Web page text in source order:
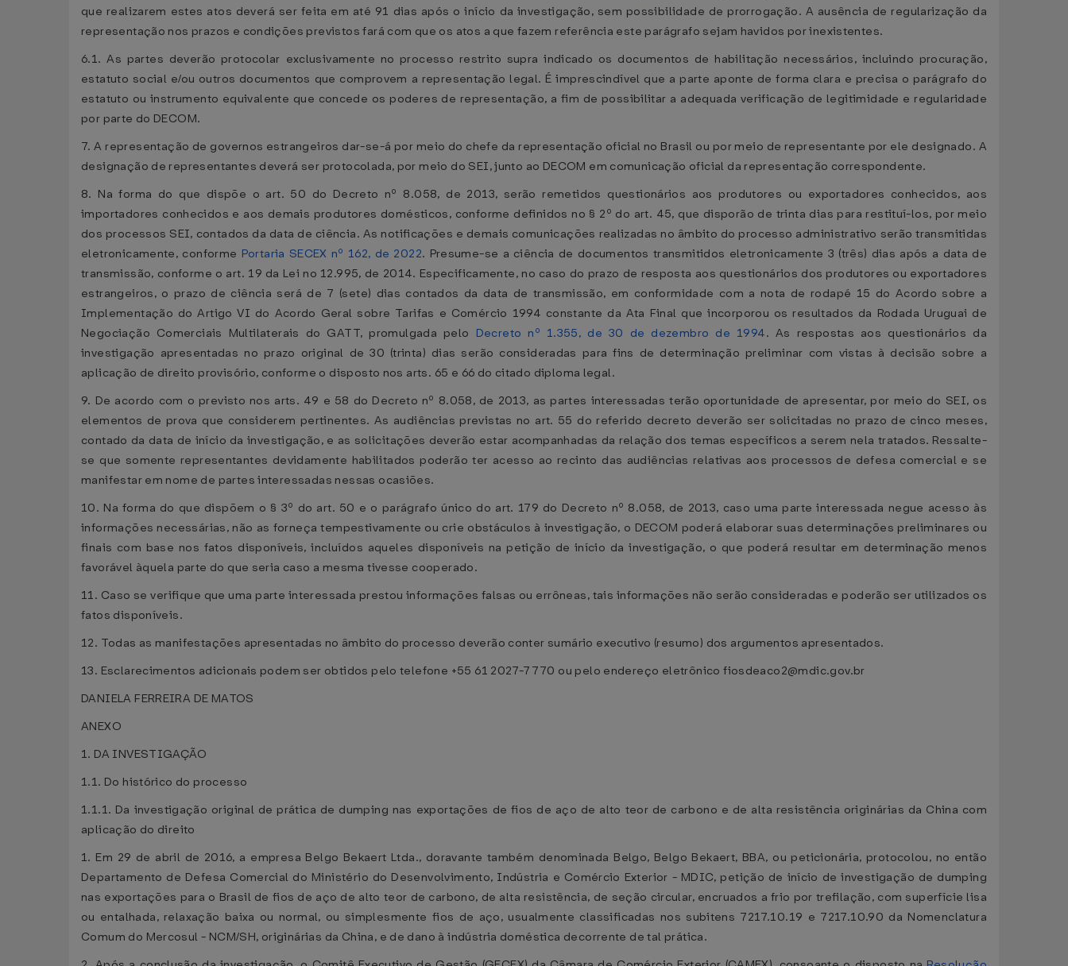
que realizarem estes atos deverá ser feita em até 91 dias após o início da investigação, sem possibilidade de prorrogação. A ausência de regularização da
representação nos prazos e condições previstos fará com que os atos a que fazem referência este parágrafo sejam havidos por inexistentes.
6.1. As partes deverão protocolar exclusivamente no processo restrito supra indicado os documentos de habilitação necessários, incluindo procuração,
estatuto social e/ou outros documentos que comprovem a representação legal. É imprescindível que a parte aponte de forma clara e precisa o parágrafo do
estatuto ou instrumento equivalente que concede os poderes de representação, a fim de possibilitar a adequada verificação de legitimidade e regularidade
por parte do DECOM.
7. A representação de governos estrangeiros dar-se-á por meio do chefe da representação oficial no Brasil ou por meio de representante por ele designado. A
designação de representantes deverá ser protocolada, por meio do SEI, junto ao DECOM em comunicação oficial da representação correspondente.
8. Na forma do que dispõe o art. 50 do Decreto nº 8.058, de 2013, serão remetidos questionários aos produtores ou exportadores conhecidos, aos
importadores conhecidos e aos demais produtores domésticos, conforme definidos no § 2º do art. 45, que disporão de trinta dias para restituí-los, por meio
dos processos SEI, contados da data de ciência. As notificações e demais comunicações realizadas no âmbito do processo administrativo serão transmitidas
eletronicamente, conforme Portaria SECEX nº 162, de 2022. Presume-se a ciência de documentos transmitidos eletronicamente 3 (três) dias após a data de
transmissão, conforme o art. 19 da Lei no 12.995, de 2014. Especificamente, no caso do prazo de resposta aos questionários dos produtores ou exportadores
estrangeiros, o prazo de ciência será de 7 (sete) dias contados da data de transmissão, em conformidade com a nota de rodapé 15 do Acordo sobre a
Implementação do Artigo VI do Acordo Geral sobre Tarifas e Comércio 1994 constante da Ata Final que incorporou os resultados da Rodada Uruguai de
Negociação Comerciais Multilaterais do GATT, promulgada pelo Decreto nº 1.355, de 30 de dezembro de 1994. As respostas aos questionários da
investigação apresentadas no prazo original de 30 (trinta) dias serão consideradas para fins de determinação preliminar com vistas à decisão sobre a
aplicação de direito provisório, conforme o disposto nos arts. 65 e 66 do citado diploma legal.
9. De acordo com o previsto nos arts. 49 e 58 do Decreto nº 8.058, de 2013, as partes interessadas terão oportunidade de apresentar, por meio do SEI, os
elementos de prova que considerem pertinentes. As audiências previstas no art. 55 do referido decreto deverão ser solicitadas no prazo de cinco meses,
contado da data de início da investigação, e as solicitações deverão estar acompanhadas da relação dos temas específicos a serem nela tratados. Ressalte-
se que somente representantes devidamente habilitados poderão ter acesso ao recinto das audiências relativas aos processos de defesa comercial e se
manifestar em nome de partes interessadas nessas ocasiões.
10. Na forma do que dispõem o § 3º do art. 50 e o parágrafo único do art. 179 do Decreto nº 8.058, de 2013, caso uma parte interessada negue acesso às
informações necessárias, não as forneça tempestivamente ou crie obstáculos à investigação, o DECOM poderá elaborar suas determinações preliminares ou
finais com base nos fatos disponíveis, incluídos aqueles disponíveis na petição de início da investigação, o que poderá resultar em determinação menos
favorável àquela parte do que seria caso a mesma tivesse cooperado.
11. Caso se verifique que uma parte interessada prestou informações falsas ou errôneas, tais informações não serão consideradas e poderão ser utilizados os
fatos disponíveis.
12. Todas as manifestações apresentadas no âmbito do processo deverão conter sumário executivo (resumo) dos argumentos apresentados.
13. Esclarecimentos adicionais podem ser obtidos pelo telefone +55 61 2027-7770 ou pelo endereço eletrônico fiosdeaco2@mdic.gov.br
DANIELA FERREIRA DE MATOS
ANEXO
1. DA INVESTIGAÇÃO
1.1. Do histórico do processo
1.1.1. Da investigação original de prática de dumping nas exportações de fios de aço de alto teor de carbono e de alta resistência originárias da China com
aplicação do direito
1. Em 29 de abril de 2016, a empresa Belgo Bekaert Ltda., doravante também denominada Belgo, Belgo Bekaert, BBA, ou peticionária, protocolou, no então
Departamento de Defesa Comercial do Ministério do Desenvolvimento, Indústria e Comércio Exterior - MDIC, petição de início de investigação de dumping
nas exportações para o Brasil de fios de aço de alto teor de carbono, de alta resistência, de seção circular, encruados a frio por trefilação, com superfície lisa
ou entalhada, relaxação baixa ou normal, ou simplesmente fios de aço, usualmente classificadas nos subitens 7217.10.19 e 7217.10.90 da Nomenclatura
Comum do Mercosul - NCM/SH, originárias da China, e de dano à indústria doméstica decorrente de tal prática.